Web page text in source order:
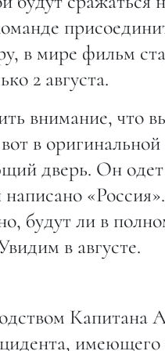
в мире фильм
2 августа.
внимание,
в
дверь. Он
будут ли в
в августе.
Капитана